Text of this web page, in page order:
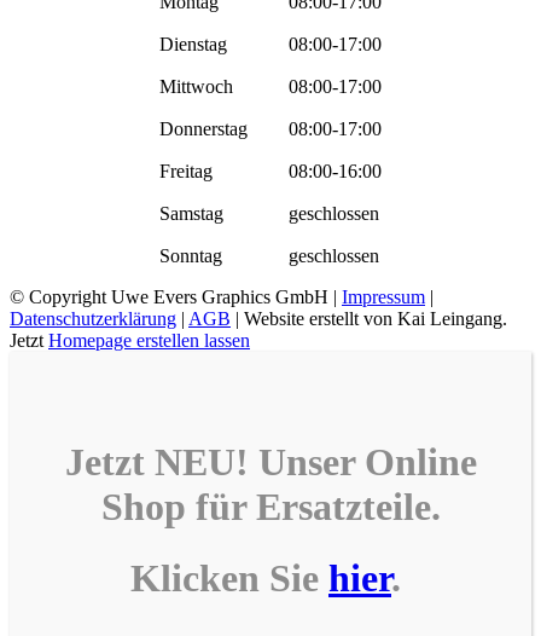
Dienstag 08:00-17:00
Mittwoch 08:00-17:00
Donnerstag 08:00-17:00
Freitag 08:00-16:00
Samstag geschlossen
Sonntag
geschlossen
© Copyright Uwe Evers Graphics GmbH | Impressum |
Datenschutzerklärung | AGB | Website erstellt von Kai Leingang.
Jetzt Homepage erstellen lassen
Jetzt NEU! Unser Online
Shop fürErsatzteile.
Klicken Sie hier.